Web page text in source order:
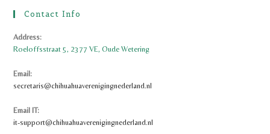
Contact Info
Address:
Roeloffsstraat 5, 2377 VE, Oude Wetering
Email:
secretaris@chihuahuaverenigingnederland.nl
toepassing
Email IT:
it-support@chihuahuaverenigingnederland.nl